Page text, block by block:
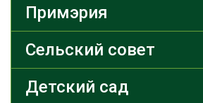
Примэрия
Сельский совет
Детский сад